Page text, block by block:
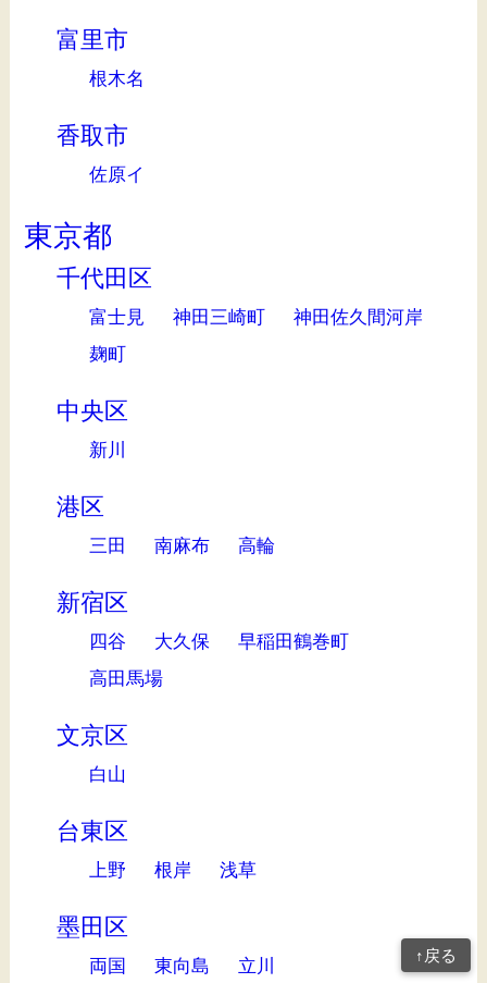
富里市
根木名
香取市
佐原イ
東京都
千代田区
富士見 神田三崎町
神田佐久間河岸
麹町
中央区
新川
港区
三田 南麻布 高輪
新宿区
四谷 大久保
早稲田鶴巻町
高田馬場
文京区
白山
台東区
上野 根岸 浅草
墨田区
両国 東向島 立川 ↑戻る